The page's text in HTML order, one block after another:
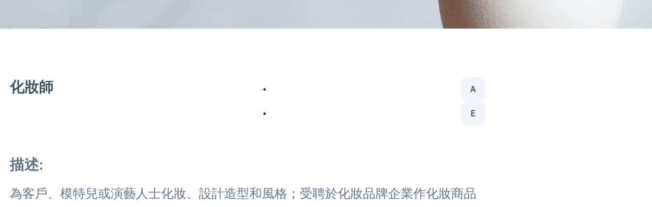
化妝師 A
E
描述:
為客戶、模特兒或演藝人士化妝、設計造型和風格；受聘於化妝品牌企業作化妝商品